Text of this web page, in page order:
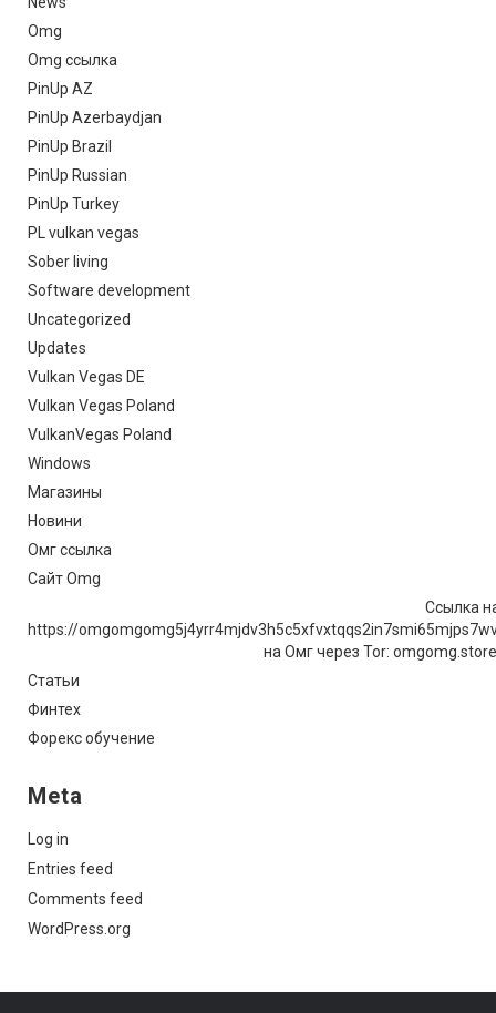
Omg
Omg ссылка
PinUp AZ
PinUp Azerbaydjan
PinUp Brazil
PinUp Russian
PinUp Turkey
PL vulkan vegas
Sober living
Software development
Uncategorized
Updates
Vulkan Vegas DE
Vulkan Vegas Poland
VulkanVegas Poland
Windows
Магазины
Новини
Омг ссылка
Сайт Omg
Ссылка
https://
на Омг через Tor:
Статьи
Финтех
Форекс обучение
Meta
Log in
Entries feed
Comments feed
WordPress.org